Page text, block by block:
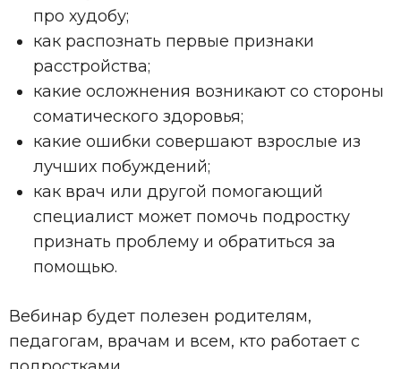
про худобу;
как распознать первые признаки
расстройства;
какие осложнения возникают со стороны
соматического здоровья;
какие ошибки совершают взрослые из
лучших побуждений;
как врач или другой помогающий
специалист может помочь подростку
признать проблему и обратиться за
помощью.
Вебинар будет полезен родителям,
педагогам, врачам и всем, кто работает с